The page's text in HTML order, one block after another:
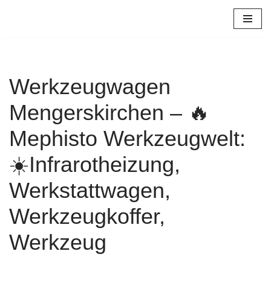
Werkzeugwagen
Mengerskirchen – 🔥
Mephisto Werkzeugwelt:
☀️Infrarotheizung,
Werkstattwagen,
Werkzeugkoffer,
Werkzeug